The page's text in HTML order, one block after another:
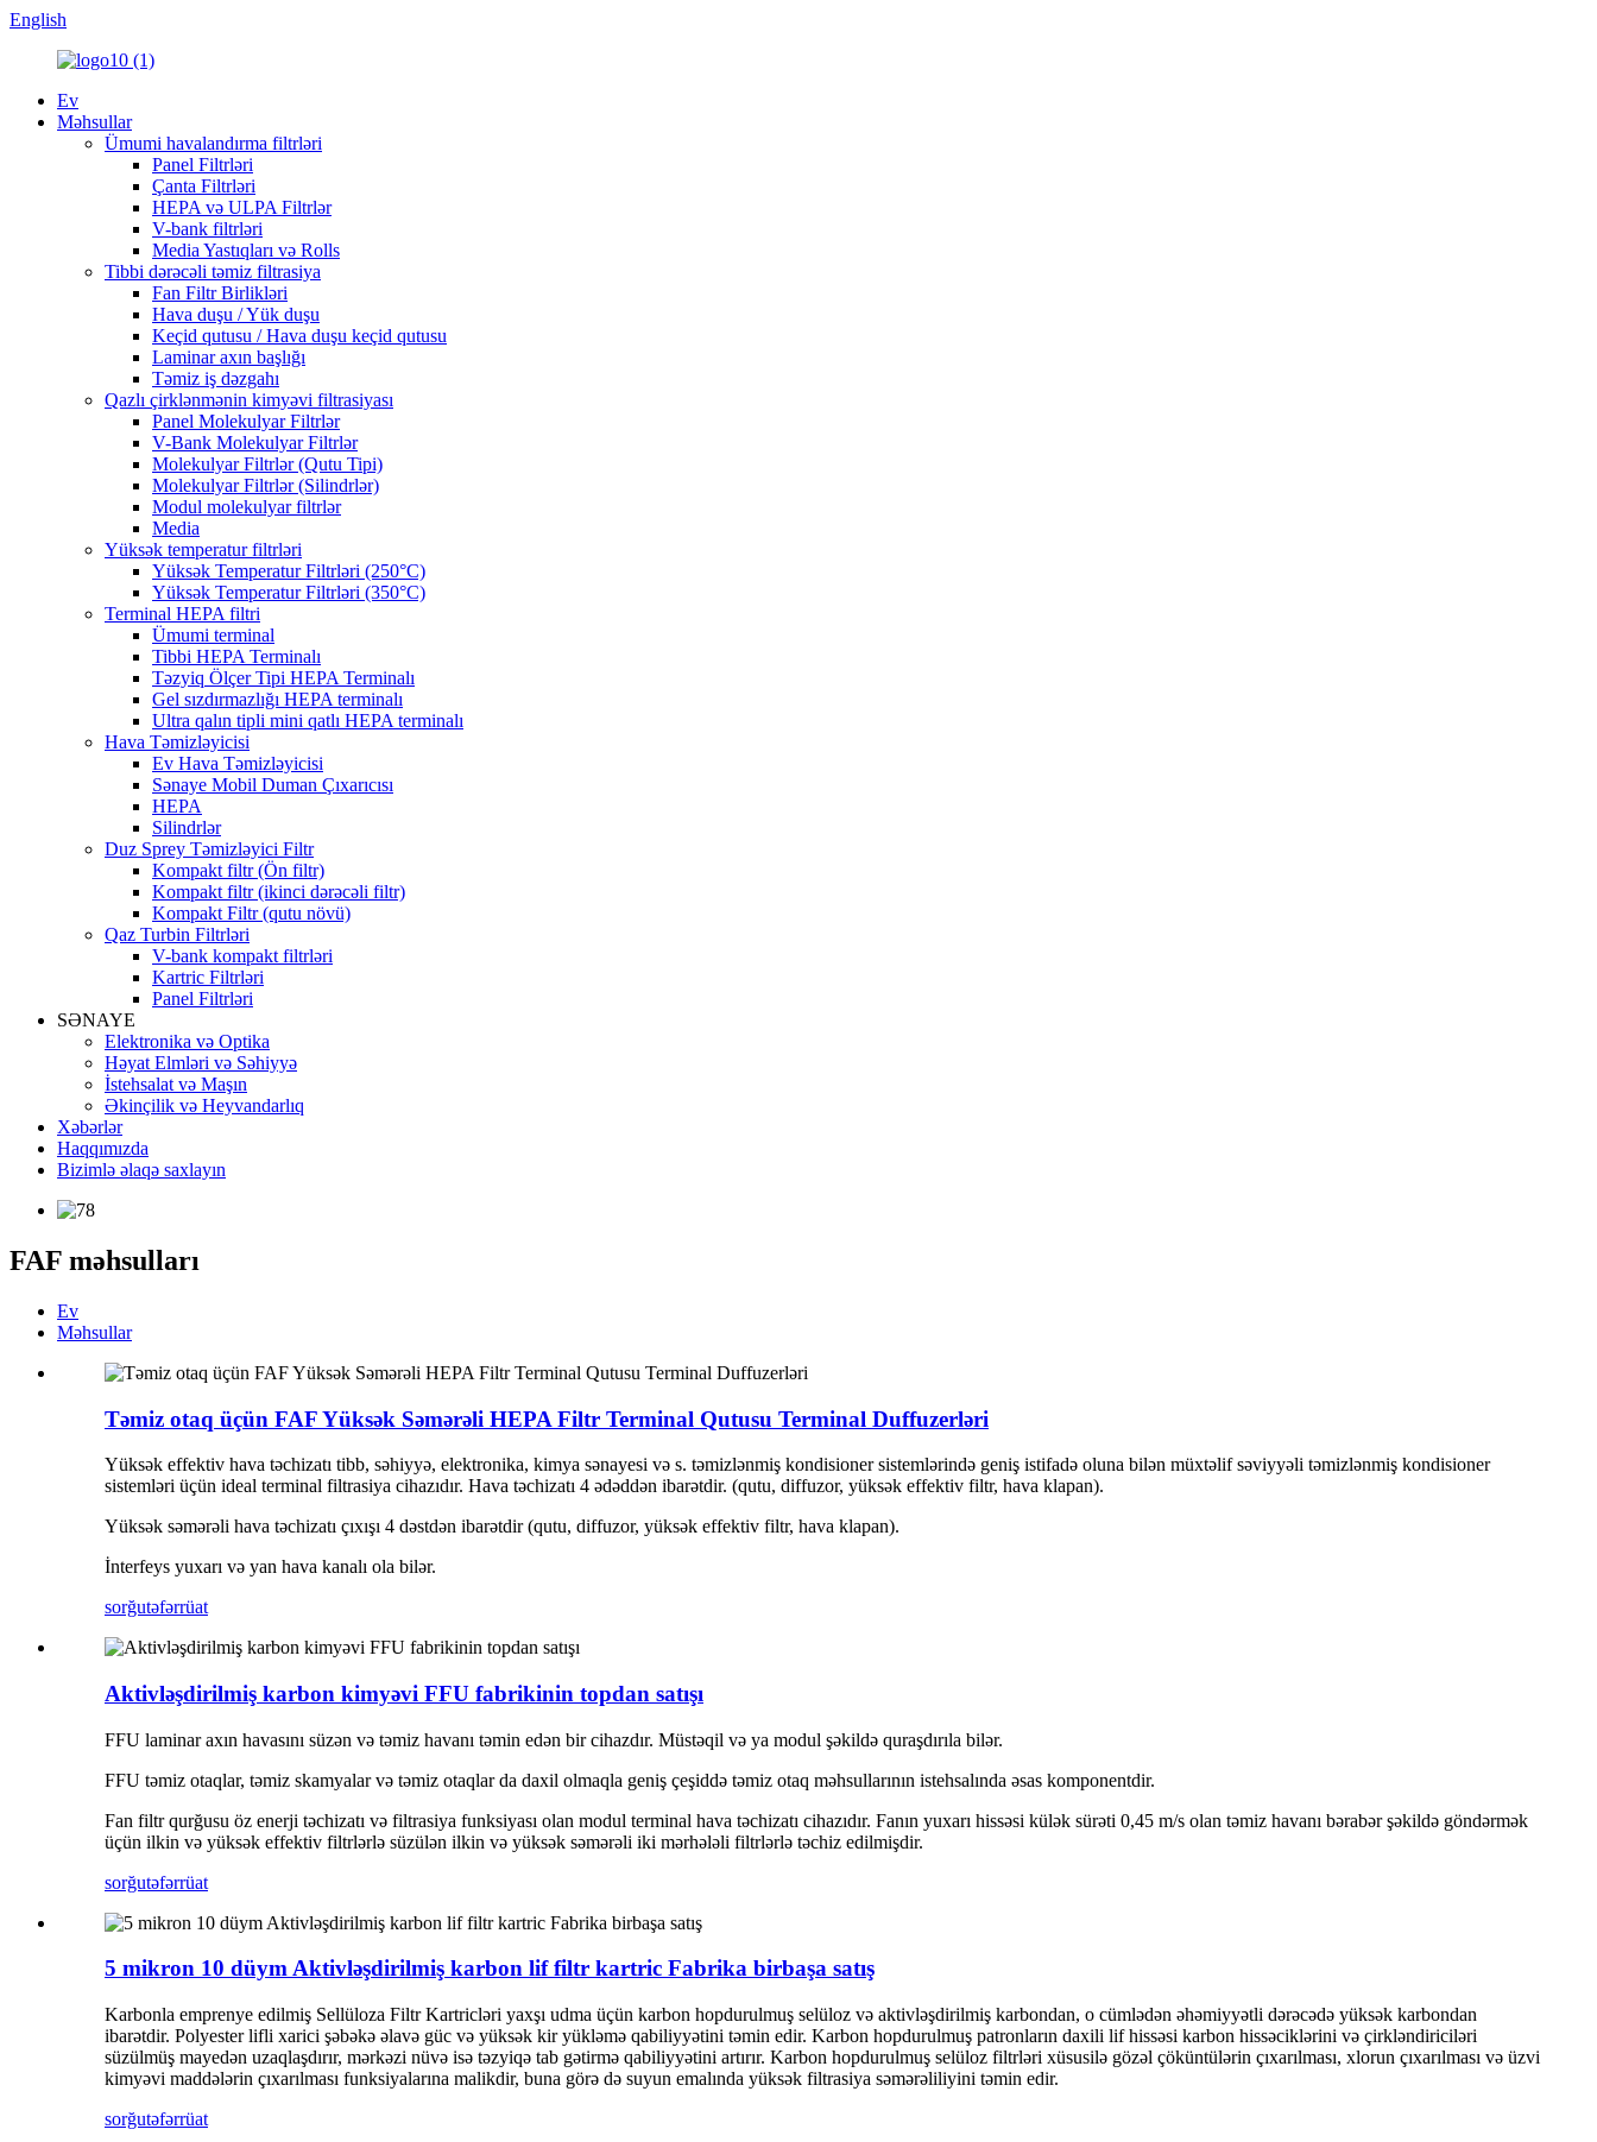
English
Ev
Məhsullar
Ümumi havalandırma filtrləri
Panel Filtrləri
Çanta Filtrləri
HEPA və ULPA Filtrlər
V-bank filtrləri
Media Yastıqları və Rolls
Tibbi dərəcəli təmiz filtrasiya
Fan Filtr Birlikləri
Hava duşu / Yük duşu
Keçid qutusu / Hava duşu keçid qutusu
Laminar axın başlığı
Təmiz iş dəzgahı
Qazlı çirklənmənin kimyəvi filtrasiyası
Panel Molekulyar Filtrlər
V-Bank Molekulyar Filtrlər
Molekulyar Filtrlər (Qutu Tipi)
Molekulyar Filtrlər (Silindrlər)
Modul molekulyar filtrlər
Media
Yüksək temperatur filtrləri
Yüksək Temperatur Filtrləri (250°C)
Yüksək Temperatur Filtrləri (350°C)
Terminal HEPA filtri
Ümumi terminal
Tibbi HEPA Terminalı
Təzyiq Ölçer Tipi HEPA Terminalı
Gel sızdırmazlığı HEPA terminalı
Ultra qalın tipli mini qatlı HEPA terminalı
Hava Təmizləyicisi
Ev Hava Təmizləyicisi
Sənaye Mobil Duman Çıxarıcısı
HEPA
Silindrlər
Duz Sprey Təmizləyici Filtr
Kompakt filtr (Ön filtr)
Kompakt filtr (ikinci dərəcəli filtr)
Kompakt Filtr (qutu növü)
Qaz Turbin Filtrləri
V-bank kompakt filtrləri
Kartric Filtrləri
Panel Filtrləri
SƏNAYE
Elektronika və Optika
Həyat Elmləri və Səhiyyə
İstehsalat və Maşın
Əkinçilik və Heyvandarlıq
Xəbərlər
Haqqımızda
Bizimlə əlaqə saxlayın
FAF məhsulları
Ev
Məhsullar
Təmiz otaq üçün FAF Yüksək Səmərəli HEPA Filtr Terminal Qutusu Terminal Duffuzerləri
Yüksək effektiv hava təchizatı tibb, səhiyyə, elektronika, kimya sənayesi və s. təmizlənmiş kondisioner sistemlərində geniş istifadə oluna bilən müxtəlif səviyyəli təmizlənmiş kondisioner
sistemləri üçün ideal terminal filtrasiya cihazıdır. Hava təchizatı 4 ədəddən ibarətdir. (qutu, diffuzor, yüksək effektiv filtr, hava klapan).
Yüksək səmərəli hava təchizatı çıxışı 4 dəstdən ibarətdir (qutu, diffuzor, yüksək effektiv filtr, hava klapan).
İnterfeys yuxarı və yan hava kanalı ola bilər.
sorğutəfərrüat
Aktivləşdirilmiş karbon kimyəvi FFU fabrikinin topdan satışı
FFU laminar axın havasını süzən və təmiz havanı təmin edən bir cihazdır. Müstəqil və ya modul şəkildə quraşdırıla bilər.
FFU təmiz otaqlar, təmiz skamyalar və təmiz otaqlar da daxil olmaqla geniş çeşiddə təmiz otaq məhsullarının istehsalında əsas komponentdir.
Fan filtr qurğusu öz enerji təchizatı və filtrasiya funksiyası olan modul terminal hava təchizatı cihazıdır. Fanın yuxarı hissəsi külək sürəti 0,45 m/s olan təmiz havanı bərabər şəkildə göndərmək
üçün ilkin və yüksək effektiv filtrlərlə süzülən ilkin və yüksək səmərəli iki mərhələli filtrlərlə təchiz edilmişdir.
sorğutəfərrüat
5 mikron 10 düym Aktivləşdirilmiş karbon lif filtr kartric Fabrika birbaşa satış
Karbonla emprenye edilmiş Sellüloza Filtr Kartricləri yaxşı udma üçün karbon hopdurulmuş selüloz və aktivləşdirilmiş karbondan, o cümlədən əhəmiyyətli dərəcədə yüksək karbondan
ibarətdir. Polyester lifli xarici şəbəkə əlavə güc və yüksək kir yükləmə qabiliyyətini təmin edir. Karbon hopdurulmuş patronların daxili lif hissəsi karbon hissəciklərini və çirkləndiriciləri
süzülmüş mayedən uzaqlaşdırır, mərkəzi nüvə isə təzyiqə tab gətirmə qabiliyyətini artırır. Karbon hopdurulmuş selüloz filtrləri xüsusilə gözəl çöküntülərin çıxarılması, xlorun çıxarılması və üzvi
kimyəvi maddələrin çıxarılması funksiyalarına malikdir, buna görə də suyun emalında yüksək filtrasiya səmərəliliyini təmin edir.
sorğutəfərrüat